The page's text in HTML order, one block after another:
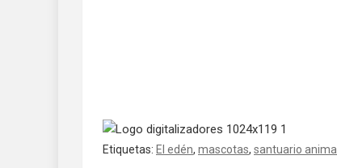
Etiquetas: El edén, mascotas, santuario animal